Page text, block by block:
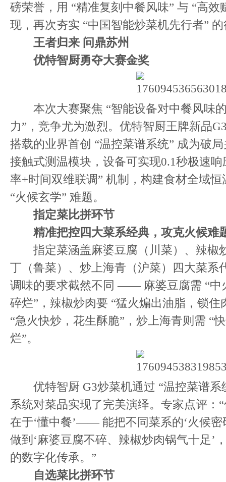
磅荣誉，用 “精准复刻中餐风味” 与 “高效
现，再次夯实 “中国智能炒菜机先行者”
王者归来 问鼎苏州
优特智厨勇夺大赛金奖
本次大赛聚焦 “智能设备对中餐风味
力”，竞争尤为激烈。优特智厨王牌新品
搭载的业界首创 “温控菜谱系统” 成为破
接触式测温模块，设备可实现0.1秒极速
率+时间双维联调” 机制，构建食材全域
“火候玄学” 难题。
指定菜比拼环节
精准把控四大菜系经典，攻克火候难
指定菜涵盖麻婆豆腐（川菜）、辣椒
丁（鲁菜）、炒上海青（沪菜）四大菜系
调味的要求截然不同 —— 麻婆豆腐需 “中
碎烂”，辣椒炒肉要 “猛火煸出油脂，锁住
“急火快炒，花生酥脆”，炒上海青则需 “
烂”。
优特智厨 G3炒菜机通过 “温控菜谱系
系统对菜品实现了完美演绎。专家点评：
在于‘懂中餐’—— 能把不同菜系的‘火候密
做到‘麻婆豆腐不碎、辣椒炒肉锅气十足’
的数字化传承。”
自选菜比拼环节